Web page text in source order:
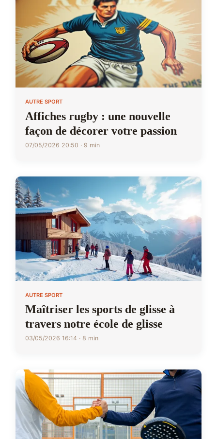
AUTRE SPORT
Affiches rugby : une nouvelle
façon de décorer votre passion
07/05/2026 20:50 · 9 min
AUTRE SPORT
Maîtriser les sports de glisse à
travers notre école de glisse
03/05/2026 16:14 · 8 min